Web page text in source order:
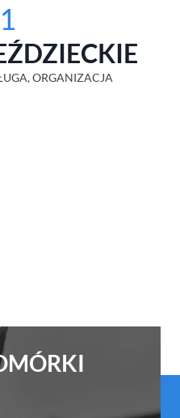
ORGANIZACJA